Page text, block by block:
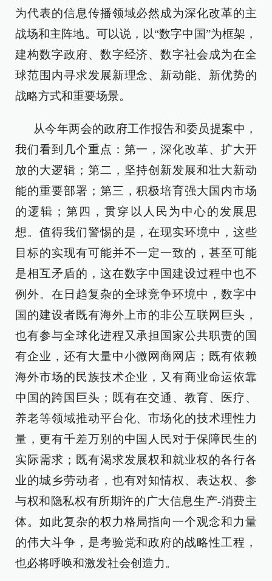
为代表的信息传播领域必然成为深化改革的主
战场和主阵地。可以说，以“数字中国”为框架，
建构数字政府、数字经济、数字社会成为在全
球范围内寻求发展新理念、新动能、新优势的
战略方式和重要场景。
从今年两会的政府工作报告和委员提案中，
我们看到几个重点：第一，深化改革、扩大开
放的大逻辑；第二，坚持创新发展和壮大新动
能的重要部署；第三，积极培育强大国内市场
的逻辑；第四，贯穿以人民为中心的发展思
想。值得我们警惕的是，在现实环境中，这些
目标的实现有可能并不一定一致的，甚至可能
是相互矛盾的，这在数字中国建设过程中也不
例外。在日趋复杂的全球竞争环境中，数字中
国的建设者既有海外上市的非公互联网巨头，
也有参与全球化进程又承担国家公共职责的国
有企业，还有大量中小微网商网店；既有依赖
海外市场的民族技术企业，又有商业命运依靠
中国的跨国巨头；既有在交通、教育、医疗、
养老等领域推动平台化、市场化的技术理性力
量，更有千差万别的中国人民对于保障民生的
实际需求；既有渴求发展权和就业权的各行各
业的城乡劳动者，也有对知情权、表达权、参
与权和隐私权有所期许的广大信息生产-消费主
体。如此复杂的权力格局指向一个观念和力量
的伟大斗争，是考验党和政府的战略性工程，
也必将呼唤和激发社会创造力。